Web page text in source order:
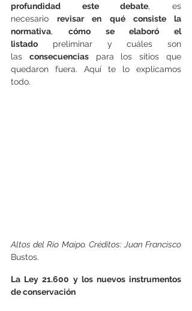
profundidad este debate, es
necesario revisar en qué consiste la
normativa, cómo se elaboró el
listado preliminar y cuáles son
las consecuencias para los sitios que
quedaron fuera. Aquí te lo explicamos
todo.
Altos del Río Maipo. Créditos: Juan Francisco
Bustos.
La Ley 21.600 y los nuevos instrumentos
de conservación